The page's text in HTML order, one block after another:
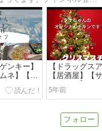
ンキー】
ネ】【料
チャーハ
。
【ドラッグス
【居酒屋】【
ムネイル】ク
ン タケちゃん
5年前